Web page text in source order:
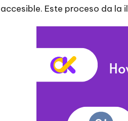
accesible. Este proceso da